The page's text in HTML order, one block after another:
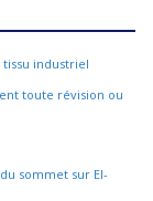
tissu industriel
toute révision ou
sommet sur El-